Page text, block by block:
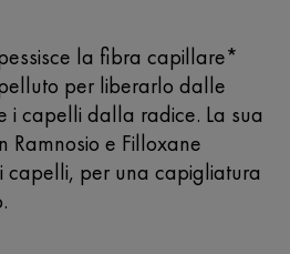
la fibra capillare*
per liberarlo dalle
i capelli dalla radice. La sua
Ramnosio e Filloxane
capelli, per una capigliatura